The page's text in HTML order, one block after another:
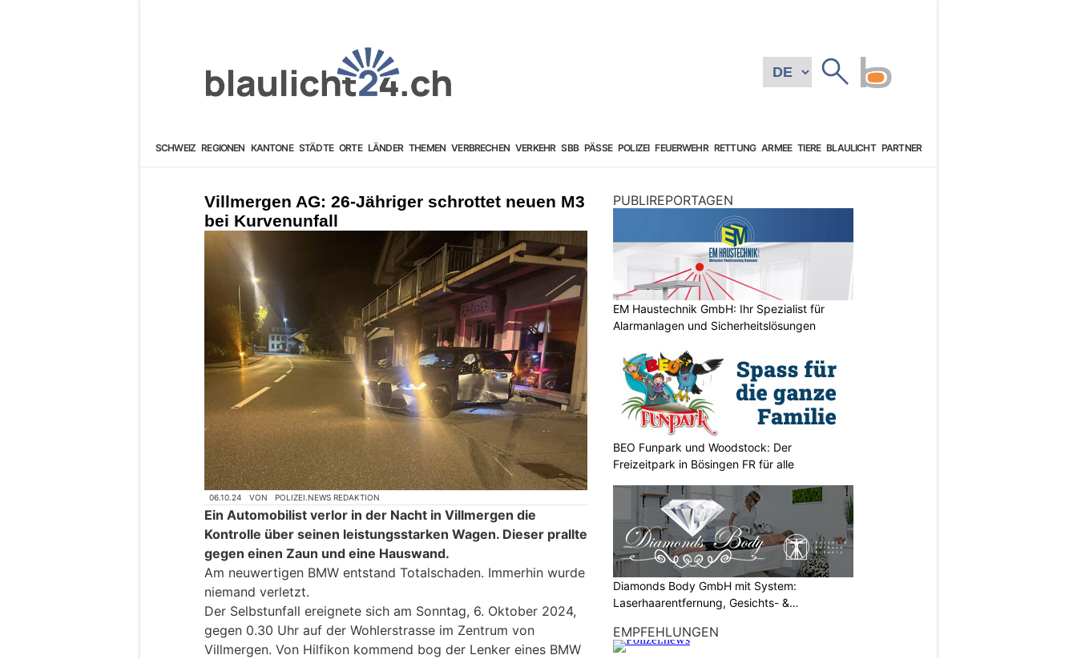
SCHWEIZ REGIONEN KANTONE STÄDTE ORTE LÄNDER THEMEN VERBRECHEN VERKEHR SBB PÄSSE POLIZEI FEUERWEHR RETTUNG ARMEE TIERE BLAULICHT PARTNER
Villmergen AG: 26-Jähriger schrottet neuen M3
bei Kurvenunfall
06.10.24 VON POLIZEI.NEWS REDAKTION
Ein Automobilist verlor in der Nacht in Villmergen die
Kontrolle über seinen leistungsstarken Wagen. Dieser prallte
gegen einen Zaun und eine Hauswand.
Am neuwertigen BMW entstand Totalschaden. Immerhin wurde
niemand verletzt.
Der Selbstunfall ereignete sich am Sonntag, 6. Oktober 2024,
gegen 0.30 Uhr auf der Wohlerstrasse im Zentrum von
Villmergen. Von Hilfikon kommend bog der Lenker eines BMW
PUBLIREPORTAGEN
EM Haustechnik GmbH: Ihr Spezialist für
Alarmanlagen und Sicherheitslösungen
BEO Funpark und Woodstock: Der
Freizeitpark in Bösingen FR für alle
Diamonds Body GmbH mit System:
Laserhaarentfernung, Gesichts- &
EMPFEHLUNGEN